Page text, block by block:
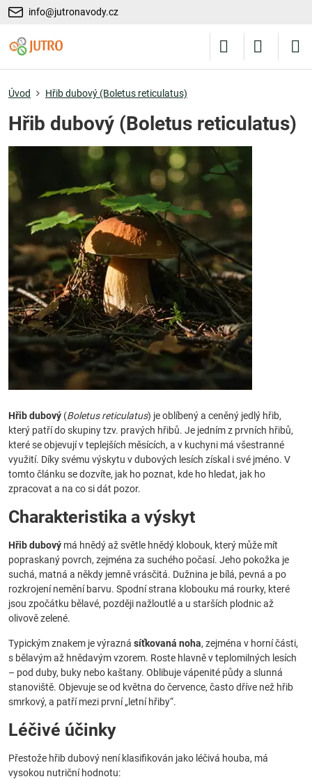
info@jutronavody.cz
Úvod Hřib dubový (Boletus reticulatus)
Hřib dubový (Boletus reticulatus)
Hřib dubový (Boletus reticulatus) je oblíbený a ceněný jedlý hřib,
který patří do skupiny tzv. pravých hřibů. Je jedním z prvních hřibů,
které se objevují v teplejších měsících, a v kuchyni má všestranné
využití. Díky svému výskytu v dubových lesích získal i své jméno. V
tomto článku se dozvíte, jak ho poznat, kde ho hledat, jak ho
zpracovat a na co si dát pozor.
Charakteristika a výskyt
Hřib dubový má hnědý až světle hnědý klobouk, který může mít
popraskaný povrch, zejména za suchého počasí. Jeho pokožka je
suchá, matná a někdy jemně vrásčitá. Dužnina je bílá, pevná a po
rozkrojení nemění barvu. Spodní strana klobouku má rourky, které
jsou zpočátku bělavé, později nažloutlé a u starších plodnic až
olivově zelené.
Typickým znakem je výrazná síťkovaná noha, zejména v horní části,
s bělavým až hnědavým vzorem. Roste hlavně v teplomilných lesích
– pod duby, buky nebo kaštany. Oblibuje vápenité půdy a slunná
stanoviště. Objevuje se od května do července, často dříve než hřib
smrkový, a patří mezi první „letní hřiby“.
Léčivé účinky
Přestože hřib dubový není klasifikován jako léčivá houba, má
vysokou nutriční hodnotu: